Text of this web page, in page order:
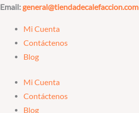
Ir
contenido
Email:general@tiendadecalefaccion.com
Mi Cuenta
Contáctenos
Blog
Mi Cuenta
Contáctenos
Blog